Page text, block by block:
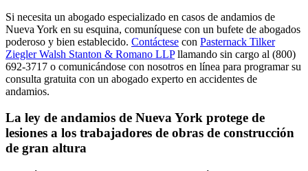
Si necesita un abogado especializado en casos de andamios de
Nueva York en su esquina, comuníquese con un bufete de abogados
poderoso y bien establecido. Contáctese con Pasternack Tilker
Ziegler Walsh Stanton & Romano LLPllamando sin cargo al (800)
692-3717 o comunicándose con nosotros en línea para programar su
consulta gratuita con un abogado experto en accidentes de
andamios.
La ley de andamios de Nueva York protege de
lesiones a los trabajadores de obras de construcción
de gran altura